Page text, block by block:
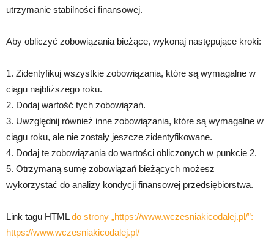
utrzymanie stabilności finansowej.
Aby obliczyć zobowiązania bieżące, wykonaj następujące kroki:
1. Zidentyfikuj wszystkie zobowiązania, które są wymagalne w
ciągu najbliższego roku.
2. Dodaj wartość tych zobowiązań.
3. Uwzględnij również inne zobowiązania, które są wymagalne w
ciągu roku, ale nie zostały jeszcze zidentyfikowane.
4. Dodaj te zobowiązania do wartości obliczonych w punkcie 2.
5. Otrzymaną sumę zobowiązań bieżących możesz
wykorzystać do analizy kondycji finansowej przedsiębiorstwa.
Link tagu HTMLdo strony „https://www.wczesniakicodalej.pl/”:
https://www.wczesniakicodalej.pl/